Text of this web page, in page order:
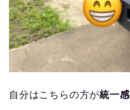
自分はこちらの方が統一感